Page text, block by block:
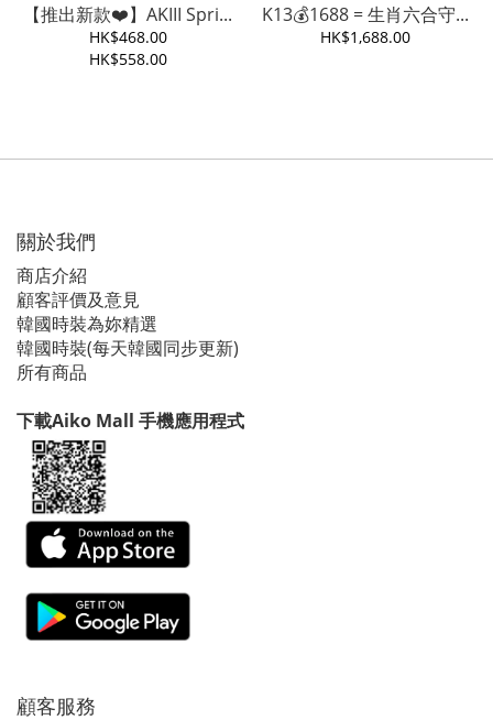
【推出新款❤️】AKIII Spri...
HK$468.00
HK$558.00
K13💰1688 = 生肖六合守...
HK$1,688.00
關於我們
商店介紹
顧客評價及意見
韓國時裝為妳精選
韓國時裝(每天韓國同步更新)
所有商品
下載Aiko Mall 手機應用程式
顧客服務